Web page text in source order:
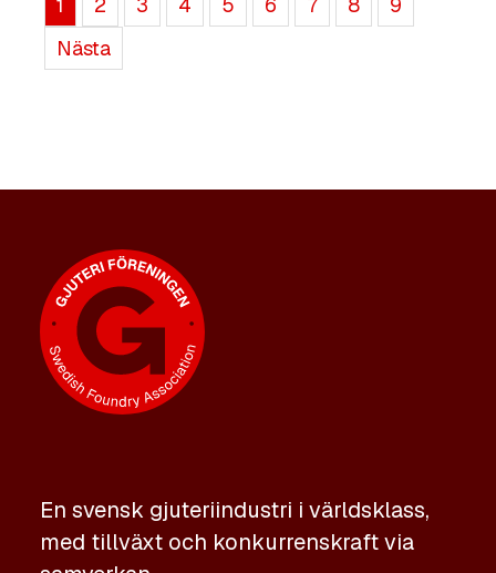
Nästa
En svensk gjuteriindustri i världsklass,
med tillväxt och konkurrenskraft via